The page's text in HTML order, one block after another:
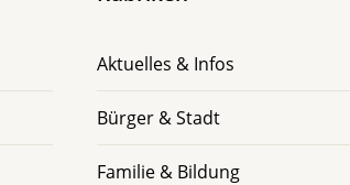
Aktuelles & Infos
Bürger & Stadt
Familie & Bildung